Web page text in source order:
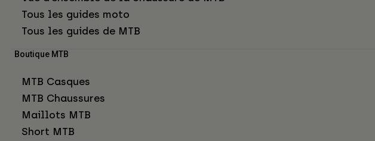
Tous les guides moto
Tous les guides de MTB
Boutique MTB
MTB Casques
MTB Chaussures
Maillots MTB
Short MTB